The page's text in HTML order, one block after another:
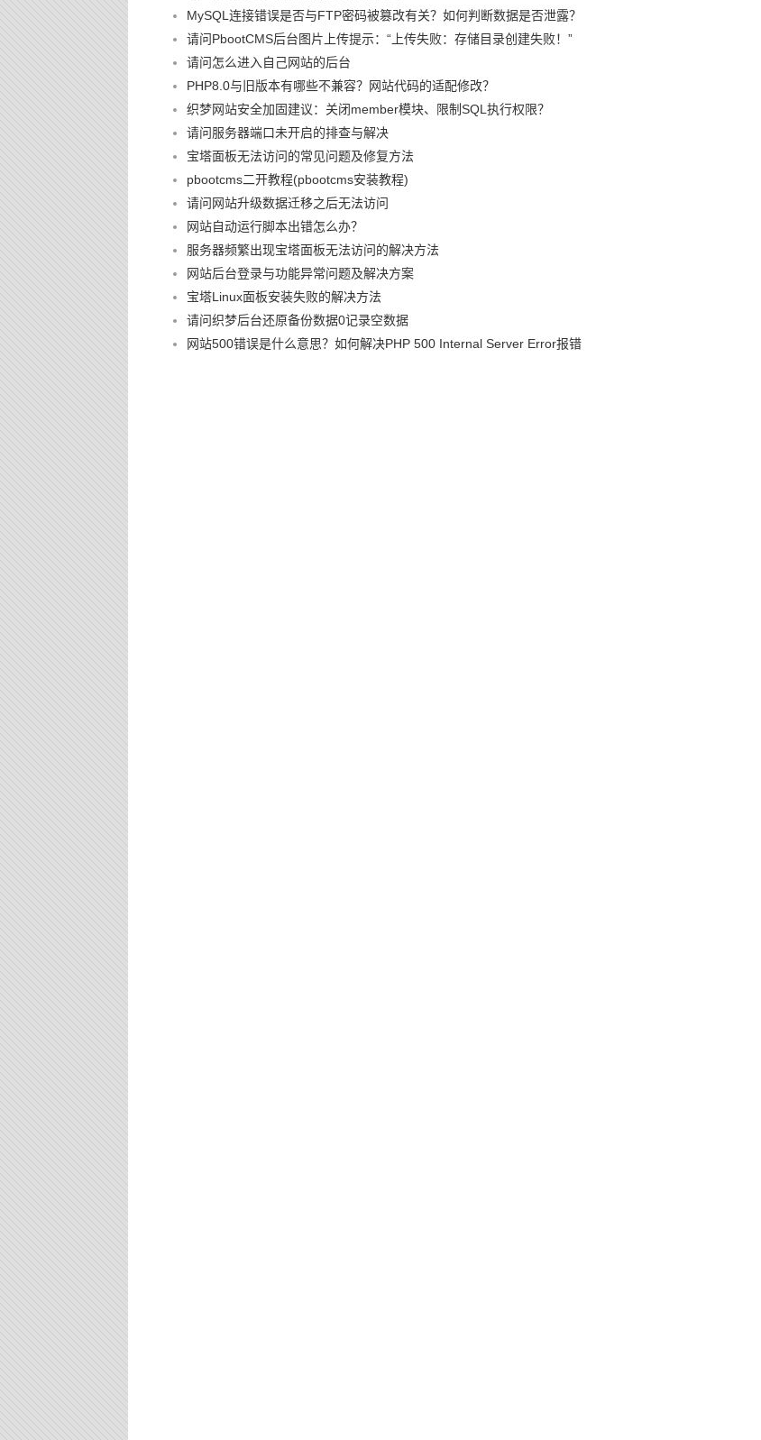
MySQL连接错误是否与FTP密码被篡改有关？如何判断数据是否泄露？
请问PbootCMS后台图片上传提示：“上传失败：存储目录创建失败！”
请问怎么进入自己网站的后台
PHP8.0与旧版本有哪些不兼容？网站代码的适配修改？
织梦网站安全加固建议：关闭member模块、限制SQL执行权限？
请问服务器端口未开启的排查与解决
宝塔面板无法访问的常见问题及修复方法
pbootcms二开教程(pbootcms安装教程)
请问网站升级数据迁移之后无法访问
网站自动运行脚本出错怎么办？
服务器频繁出现宝塔面板无法访问的解决方法
网站后台登录与功能异常问题及解决方案
宝塔Linux面板安装失败的解决方法
请问织梦后台还原备份数据0记录空数据
网站500错误是什么意思？如何解决PHP 500 Internal Server Error报错